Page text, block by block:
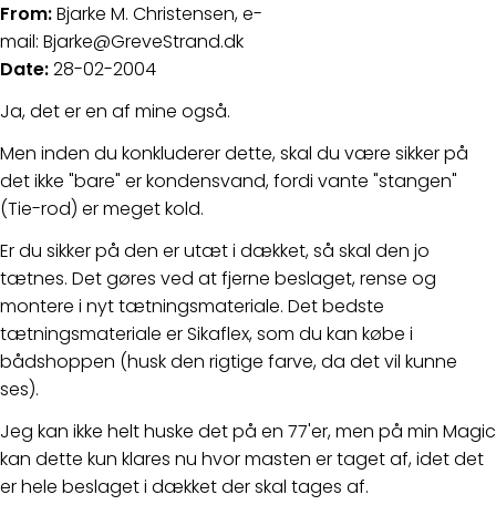
From:Bjarke M. Christensen, e-
mail: Bjarke@GreveStrand.dk
Date:28-02-2004
Ja, det er en af mine også.
Men inden du konkluderer dette, skal du være sikker på
det ikke "bare" er kondensvand, fordi vante "stangen"
(Tie-rod) er meget kold.
Er du sikker på den er utæt i dækket, så skal den jo
tætnes. Det gøres ved at fjerne beslaget, rense og
montere i nyt tætningsmateriale. Det bedste
tætningsmateriale er Sikaflex, som du kan købe i
bådshoppen (husk den rigtige farve, da det vil kunne
ses).
Jeg kan ikke helt huske det på en 77'er, men på min Magic
kan dette kun klares nu hvor masten er taget af, idet det
er hele beslaget i dækket der skal tages af.